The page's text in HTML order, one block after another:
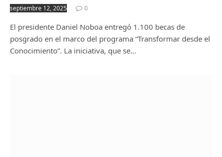
septiembre 12, 2025 0
El presidente Daniel Noboa entregó 1.100 becas de
posgrado en el marco del programa “Transformar desde el
Conocimiento”. La iniciativa, que se…